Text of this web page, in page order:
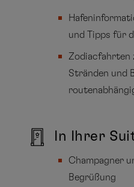
und Tipps für
Zodiacfahrten
Stränden und
In Ihrer
Champagner
Begrüßung